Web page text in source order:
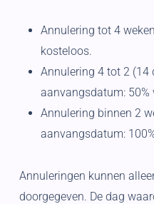
Annulering tot 4
kosteloos.
Annulering 4 tot 2 (14
aanvangsdatum:
Annulering binnen 2
aanvangsdatum:
Annuleringen kunnen
doorgegeven. De dag